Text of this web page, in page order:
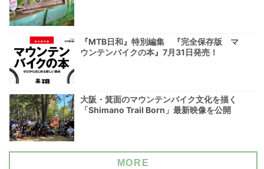
『MTB日和』特別編集 『完全保存版 マ
ウンテンバイクの本』7月31日発売！
大阪・箕面のマウンテンバイク文化を描く
「Shimano Trail Born」最新映像を公開
MORE